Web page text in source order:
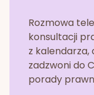
Rozmowa
konsultacji
z kalendarza,
zadzwoni do
porady